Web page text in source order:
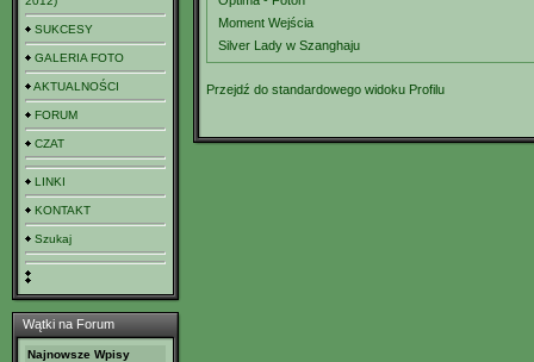
SUKCESY
GALERIA FOTO
AKTUALNOŚCI
FORUM
CZAT
LINKI
KONTAKT
Szukaj
Wątki na Forum
Najnowsze Wpisy
Moment Wejścia
Silver Lady w Szanghaju
Przejdź do standardowego widoku Profilu